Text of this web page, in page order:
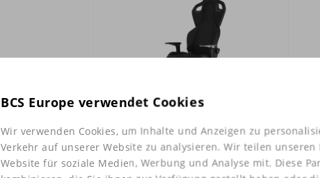
BCS Europe verwendet Cookies
Wir verwenden Cookies, um Inhalte und Anzeigen zu
Verkehr auf unserer Website zu analysieren. Wir teilen
Website für soziale Medien, Werbung und Analyse mit. Diese
RECARO Exo FX Gaming